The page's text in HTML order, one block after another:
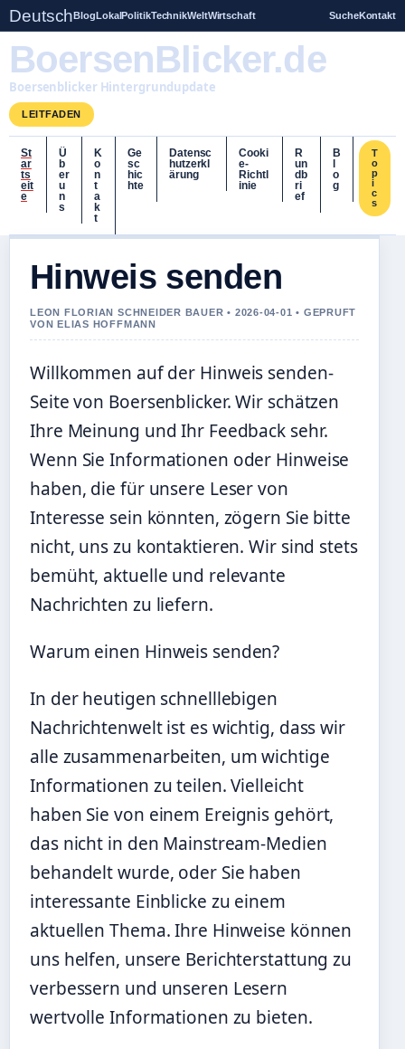
DeutschBlogLokalPolitikTechnikWeltWirtschaft SucheKontakt
BoersenBlicker.de
Boersenblicker Hintergrundupdate
LEITFADEN
St
ar
ts
eit
e
Ü
b
er
u
n
s
K
o
n
t
a
k
t
Ge
sc
hic
hte
Datensc
hutzerkl
ärung
Cooki
e-
Richtl
inie
R
un
db
ri
ef
B
o
g
T
o
p
i
c
s
Hinweis senden
LEON FLORIAN SCHNEIDER BAUER • 2026-04-01 • GEPRUFT
VON ELIAS HOFFMANN
Willkommen auf der Hinweis senden-
Seite von Boersenblicker. Wir schätzen
Ihre Meinung und Ihr Feedback sehr.
Wenn Sie Informationen oder Hinweise
haben, die für unsere Leser von
Interesse sein könnten, zögern Sie bitte
nicht, uns zu kontaktieren. Wir sind stets
bemüht, aktuelle und relevante
Nachrichten zu liefern.
Warum einen Hinweis senden?
In der heutigen schnelllebigen
Nachrichtenwelt ist es wichtig, dass wir
alle zusammenarbeiten, um wichtige
Informationen zu teilen. Vielleicht
haben Sie von einem Ereignis gehört,
das nicht in den Mainstream-Medien
behandelt wurde, oder Sie haben
interessante Einblicke zu einem
aktuellen Thema. Ihre Hinweise können
uns helfen, unsere Berichterstattung zu
verbessern und unseren Lesern
wertvolle Informationen zu bieten.